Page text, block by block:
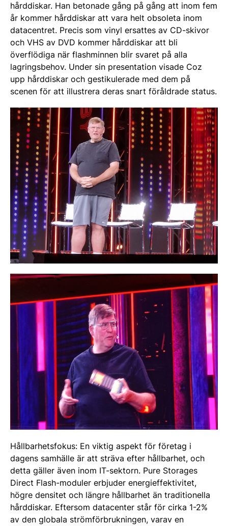
hårddiskar. Han betonade gång på gång att inom fem
år kommer hårddiskar att vara helt obsoleta inom
datacentret. Precis som vinyl ersattes av CD-skivor
och VHS av DVD kommer hårddiskar att bli
överflödiga när flashminnen blir svaret på alla
lagringsbehov. Under sin presentation visade Coz
upp hårddiskar och gestikulerade med dem på
scenen för att illustrera deras snart föråldrade status.
Hållbarhetsfokus: En viktig aspekt för företag i
dagens samhälle är att sträva efter hållbarhet, och
detta gäller även inom IT-sektorn. Pure Storages
Direct Flash-moduler erbjuder energieffektivitet,
högre densitet och längre hållbarhet än traditionella
hårddiskar. Eftersom datacenter står för cirka 1-2%
av den globala strömförbrukningen, varav en